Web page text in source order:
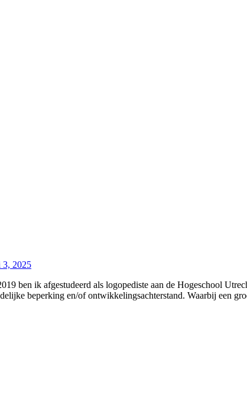
3, 2025
ben ik afgestudeerd als logopediste aan de Hogeschool
beperking en/of ontwikkelingsachterstand. Waarbij een